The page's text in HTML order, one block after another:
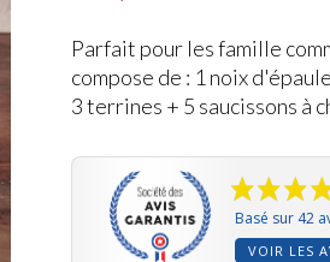
Parfait pour les famille
compose de : 1 noix
3 terrines + 5 saucissons à
Basé sur 42
VOIR LES